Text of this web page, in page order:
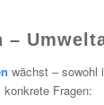
–
wächst – sowohl
konkrete Fragen: